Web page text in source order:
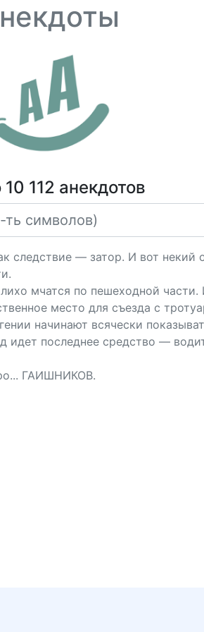
10 112 анекдотов
следствие — затор. И вот некий
мчатся по пешеходной
место для съезда с
начинают всячески
последнее средство —
ГАИШНИКОВ.